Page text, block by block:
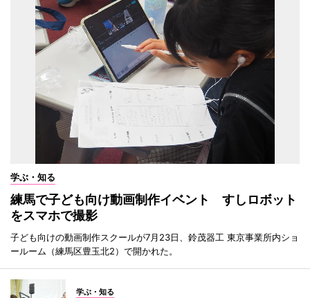
学ぶ・知る
練馬で子ども向け動画制作イベント すしロボット
をスマホで撮影
子ども向けの動画制作スクールが7月23日、鈴茂器工 東京事業所内ショ
ールーム（練馬区豊玉北2）で開かれた。
学ぶ・知る